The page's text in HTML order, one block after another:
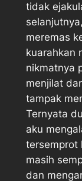
tidak
meremas
kuarahkan
nikmatnya
menjilat
tampak
Ternyata
aku
tersemprot
masih
dan